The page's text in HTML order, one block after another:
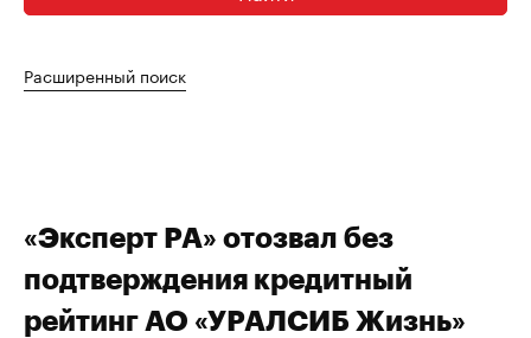
Расширенный поиск
«Эксперт РА» отозвал без
подтверждения кредитный
рейтинг АО «УРАЛСИБ Жизнь»